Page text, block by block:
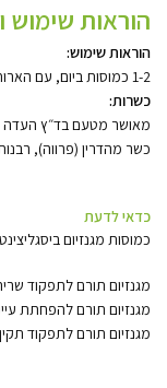
הוראות שימוש
הוראות שימוש:
1-2 כמוסות ביום, עם הארוחה.
כשרות:
מאושר מטעם בד״ץ העדה
כשר מהדרין (פרווה),
כדאי לדעת
כמוסות מגנזיום
מגנזיום תורם לתפקוד
מגנזיום תורם להפחתת
מגנזיום תורם לתפקוד